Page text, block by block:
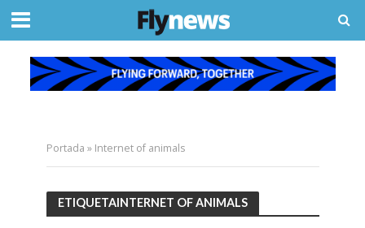
Portada » Internet of animals
ETIQUETAINTERNET OF ANIMALS